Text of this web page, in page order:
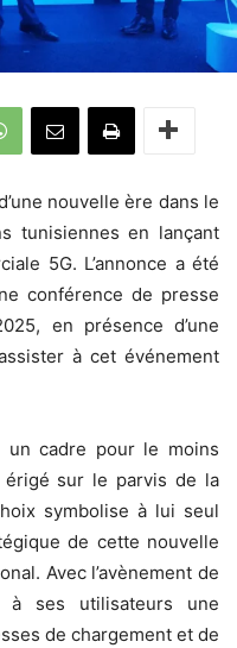
nouvelle ère dans le
tunisiennes en lançant
5G. L’annonce a été
conférence de presse
en présence d’une
à cet événement
un cadre pour le moins
érigé sur le parvis de la
symbolise à lui seul
de cette nouvelle
Avec l’avènement de
à ses utilisateurs une
de chargement et de